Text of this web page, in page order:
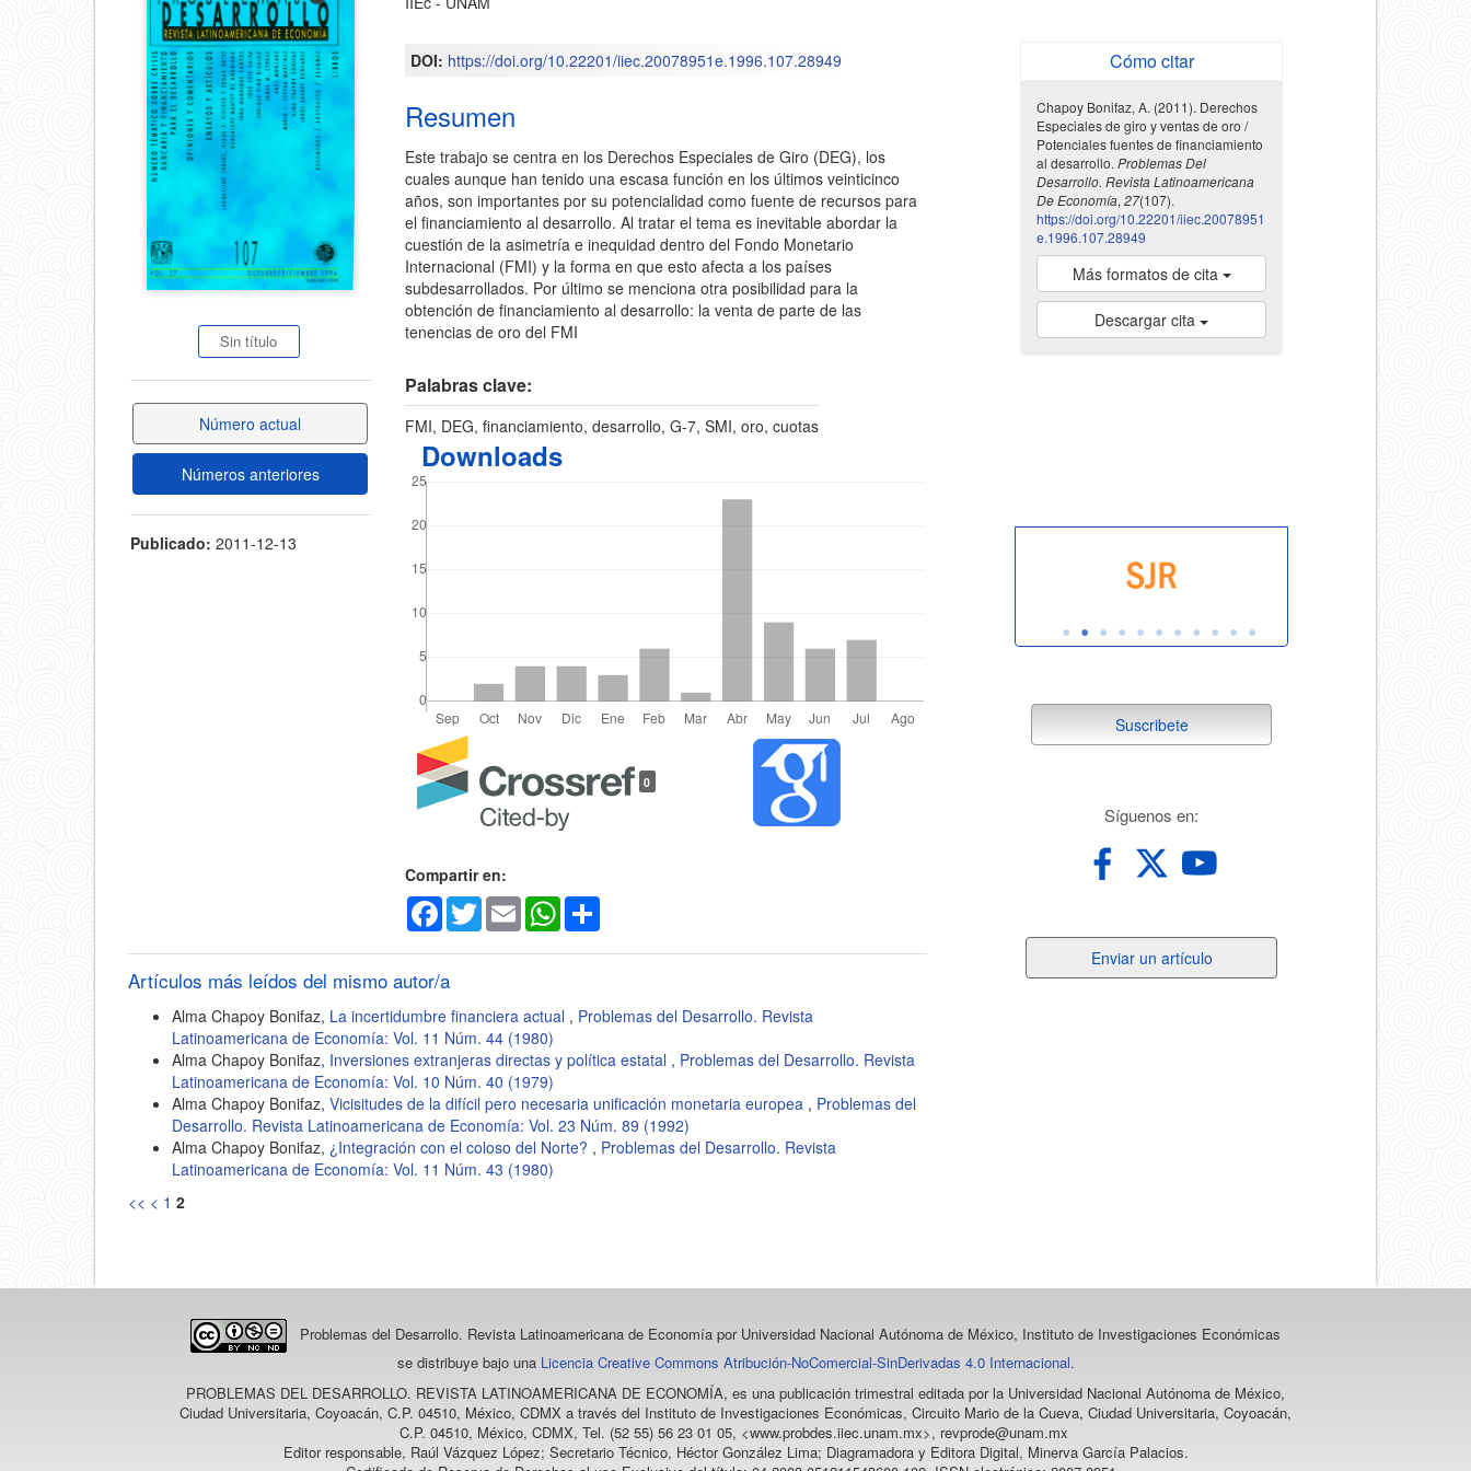
lateral
del
artículo
Sin título
Número actual
Números anteriores
Publicado: 2011-12-13
del
artículo
DOI: https://doi.org/10.22201/iiec.20078951e.1996.107.28949
Resumen
Este trabajo se centra en los Derechos Especiales de Giro (DEG), los
cuales aunque han tenido una escasa función en los últimos veinticinco
años, son importantes por su potencialidad como fuente de recursos para
el financiamiento al desarrollo. Al tratar el tema es inevitable abordar la
cuestión de la asimetría e inequidad dentro del Fondo Monetario
Internacional (FMI) y la forma en que esto afecta a los países
subdesarrollados. Por último se menciona otra posibilidad para la
obtención de financiamiento al desarrollo: la venta de parte de las
tenencias de oro del FMI
Palabras clave:
FMI, DEG, financiamiento, desarrollo, G-7, SMI, oro, cuotas
Downloads
Detalles
del
0
Compartir en:
Facebook
TwitterEmail WhatsApp
Artículos más leídos del mismo autor/a
Alma Chapoy Bonifaz, La incertidumbre financiera actual , Problemas del Desarrollo. Revista
Latinoamericana de Economía: Vol. 11 Núm. 44 (1980)
Alma Chapoy Bonifaz, Inversiones extranjeras directas y política estatal , Problemas del Desarrollo. Revista
Latinoamericana de Economía: Vol. 10 Núm. 40 (1979)
Alma Chapoy Bonifaz, Vicisitudes de la difícil pero necesaria unificación monetaria europea , Problemas del
Desarrollo. Revista Latinoamericana de Economía: Vol. 23 Núm. 89 (1992)
Alma Chapoy Bonifaz, ¿Integración con el coloso del Norte? , Problemas del Desarrollo. Revista
Latinoamericana de Economía: Vol. 11 Núm. 43 (1980)
<< < 1 2
Cómo citar
Chapoy Bonifaz, A. (2011). Derechos
Especiales de giro y ventas de oro /
Potenciales fuentes de financiamiento
al desarrollo. Problemas Del
Desarrollo. Revista Latinoamericana
De Economía, 27(107).
https://doi.org/10.22201/iiec.20078951
e.1996.107.28949
Más formatos de cita
Descargar cita
suscribete
Suscribete
Síguenos en:
un
Enviar un artículo
Problemas del Desarrollo. Revista Latinoamericana de Economía por Universidad Nacional Autónoma de México, Instituto de Investigaciones Económicas
se distribuye bajo una Licencia Creative Commons Atribución-NoComercial-SinDerivadas 4.0 Internacional.
PROBLEMAS DEL DESARROLLO. REVISTA LATINOAMERICANA DE ECONOMÍA, es una publicación trimestral editada por la Universidad Nacional Autónoma de México,
Ciudad Universitaria, Coyoacán, C.P. 04510, México, CDMX a través del Instituto de Investigaciones Económicas, Circuito Mario de la Cueva, Ciudad Universitaria, Coyoacán,
C.P. 04510, México, CDMX, Tel. (52 55) 56 23 01 05, <www.probdes.iiec.unam.mx>, revprode@unam.mx
Editor responsable, Raúl Vázquez López; Secretario Técnico, Héctor González Lima; Diagramadora y Editora Digital, Minerva García Palacios.